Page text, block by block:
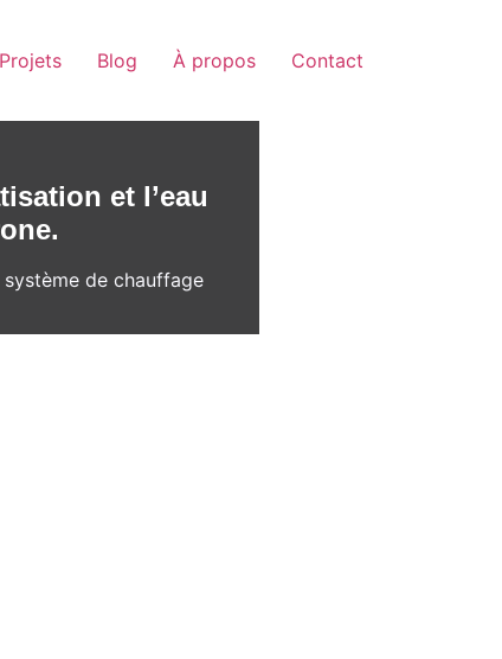
Projets Blog À propos Contact
et l’eau
de chauffage